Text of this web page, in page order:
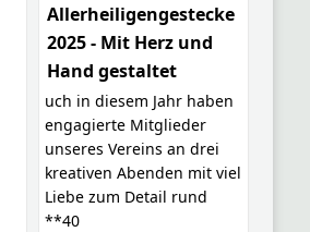
Allerheiligengestecke
2025 - Mit Herz und
Hand gestaltet
uch in diesem Jahr haben
engagierte Mitglieder
unseres Vereins an drei
kreativen Abenden mit viel
Liebe zum Detail rund
**40